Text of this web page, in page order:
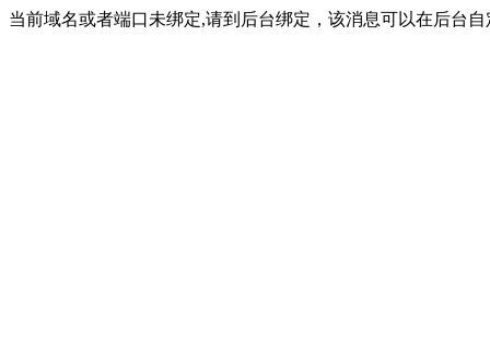
当前域名或者端口未绑定,请到后台绑定，该消息可以在后台自